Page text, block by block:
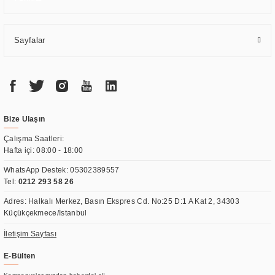
Sayfalar
Bize Ulaşın
Çalışma Saatleri:
Hafta içi: 08:00 - 18:00
WhatsApp Destek:05302389557
Tel: 0212 293 58 26
Adres: Halkalı Merkez, Basın Ekspres Cd. No:25 D:1 A Kat 2, 34303
Küçükçekmece/İstanbul
İletişim Sayfası
E-Bülten